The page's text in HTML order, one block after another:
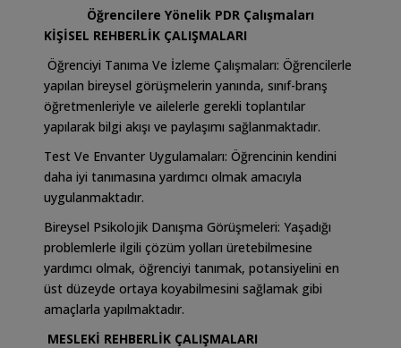
Öğrencilere Yönelik PDR Çalışmaları
KİŞİSEL REHBERLİK ÇALIŞMALARI
Öğrenciyi Tanıma Ve İzleme Çalışmaları: Öğrencilerle
yapılan bireysel görüşmelerin yanında, sınıf-branş
öğretmenleriyle ve ailelerle gerekli toplantılar
yapılarak bilgi akışı ve paylaşımı sağlanmaktadır.
Test Ve Envanter Uygulamaları: Öğrencinin kendini
daha iyi tanımasına yardımcı olmak amacıyla
uygulanmaktadır.
Bireysel Psikolojik Danışma Görüşmeleri: Yaşadığı
problemlerle ilgili çözüm yolları üretebilmesine
yardımcı olmak, öğrenciyi tanımak, potansiyelini en
üst düzeyde ortaya koyabilmesini sağlamak gibi
amaçlarla yapılmaktadır.
MESLEKİ REHBERLİK ÇALIŞMALARI